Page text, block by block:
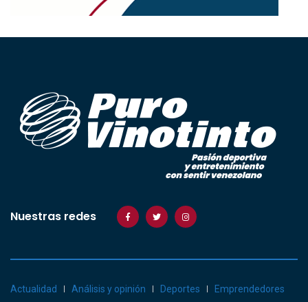
Nuestras redes
Actualidad Análisis y opinión Deportes Emprendedores